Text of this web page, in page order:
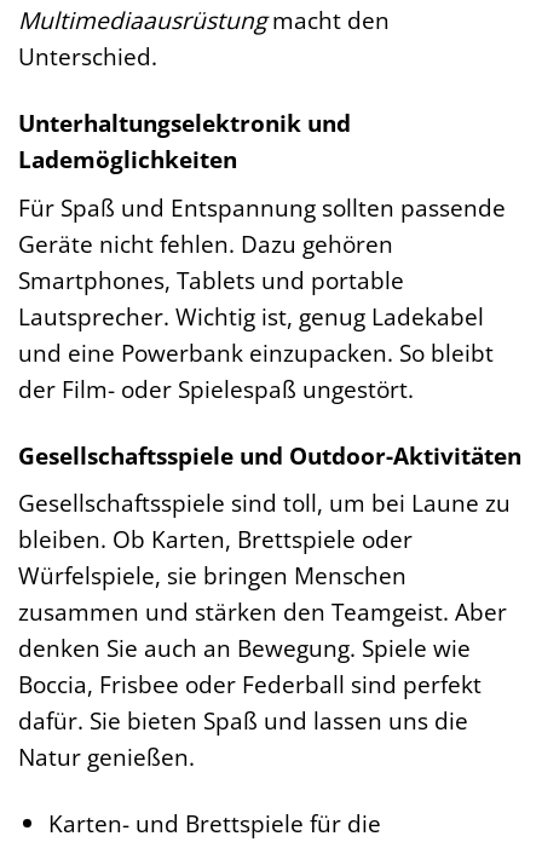
Multimediaausrüstungmacht den
Unterschied.
Unterhaltungselektronik und
Lademöglichkeiten
Für Spaß und Entspannung sollten passende
Geräte nicht fehlen. Dazu gehören
Smartphones, Tablets und portable
Lautsprecher. Wichtig ist, genug Ladekabel
und eine Powerbank einzupacken. So bleibt
der Film- oder Spielespaß ungestört.
Gesellschaftsspiele und Outdoor-Aktivitäten
Gesellschaftsspiele sind toll, um bei Laune zu
bleiben. Ob Karten, Brettspiele oder
Würfelspiele, sie bringen Menschen
zusammen und stärken den Teamgeist. Aber
denken Sie auch an Bewegung. Spiele wie
Boccia, Frisbee oder Federball sind perfekt
dafür. Sie bieten Spaß und lassen uns die
Natur genießen.
Karten- und Brettspiele für die